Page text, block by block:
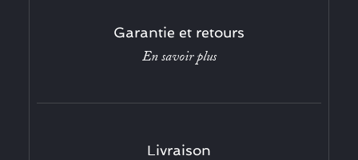
Garantie et retours
En savoir plus
Livraison